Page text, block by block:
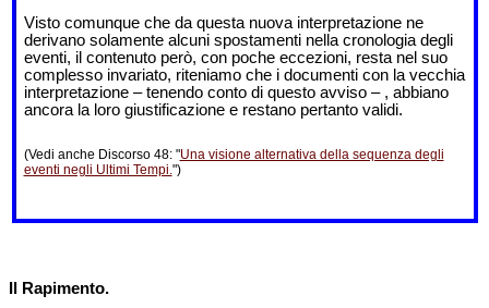
Visto comunque che da questa nuova interpretazione ne
derivano solamente alcuni spostamenti nella cronologia degli
eventi, il contenuto però, con poche eccezioni, resta nel suo
complesso invariato, riteniamo che i documenti con la vecchia
interpretazione – tenendo conto di questo avviso – , abbiano
ancora la loro giustificazione e restano pertanto validi.
(Vedi anche Discorso 48: "Una visione alternativa della sequenza degli
eventi negli Ultimi Tempi. ")
Il Rapimento.